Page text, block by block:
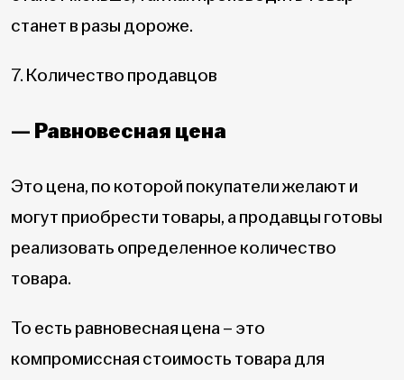
станет в разы дороже.
7. Количество продавцов
— Равновесная цена
Это цена, по которой покупатели желают и
могут приобрести товары, а продавцы готовы
реализовать определенное количество
товара.
То есть равновесная цена – это
компромиссная стоимость товара для